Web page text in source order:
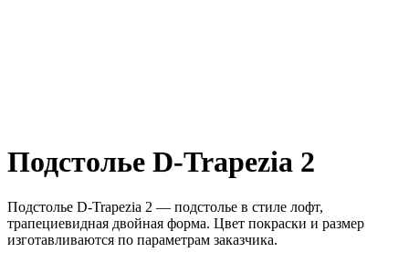
Подстолье D-Trapezia 2
Подстолье D-Trapezia 2 — подстолье в стиле лофт,
трапециевидная двойная форма. Цвет покраски и размер
изготавливаются по параметрам заказчика.